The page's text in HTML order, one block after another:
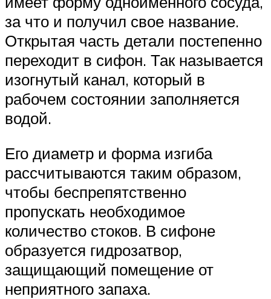
за что и получил свое название.
Открытая часть детали постепенно
переходит в сифон. Так называется
изогнутый канал, который в
рабочем состоянии заполняется
водой.
Его диаметр и форма изгиба
рассчитываются таким образом,
чтобы беспрепятственно
пропускать необходимое
количество стоков. В сифоне
образуется гидрозатвор,
защищающий помещение от
неприятного запаха.